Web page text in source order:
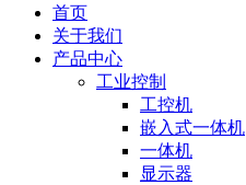
首页
关于我们
产品中心
工业控制
工控机
嵌入式一体机
一体机
显示器